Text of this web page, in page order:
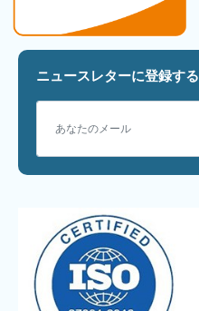
ニュースレターに登録する